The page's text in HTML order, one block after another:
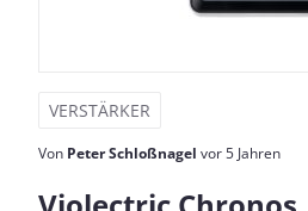
VERSTÄRKER
Von Peter Schloßnagel vor 5 Jahren